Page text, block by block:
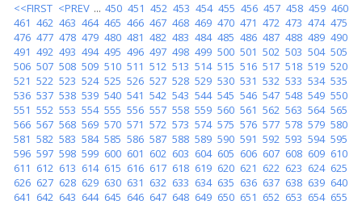
<<FIRST <PREV ... 450 451 452 453 454 455 456 457 458 459 460
461 462 463 464 465 466 467 468 469 470 471 472 473 474 475
476 477 478 479 480 481 482 483 484 485 486 487 488 489 490
491 492 493 494 495 496 497 498 499 500 501 502 503 504 505
506 507 508 509 510 511 512 513 514 515 516 517 518 519 520
521 522 523 524 525 526 527 528 529 530 531 532 533 534 535
536 537 538 539 540 541 542 543 544 545 546 547 548 549 550
551 552 553 554 555 556 557 558 559 560 561 562 563 564 565
566 567 568 569 570 571 572 573 574 575 576 577 578 579 580
581 582 583 584 585 586 587 588 589 590 591 592 593 594 595
596 597 598 599 600 601 602 603 604 605 606 607 608 609 610
611 612 613 614 615 616 617 618 619 620 621 622 623 624 625
626 627 628 629 630 631 632 633 634 635 636 637 638 639 640
641 642 643 644 645 646 647 648 649 650 651 652 653 654 655